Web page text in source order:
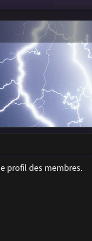
profil des membres.